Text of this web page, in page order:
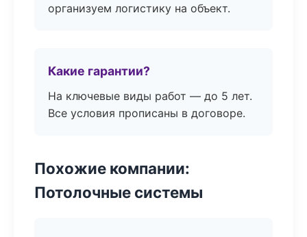
организуем логистику на объект.
Какие гарантии?
На ключевые виды работ — до 5 лет.
Все условия прописаны в договоре.
Похожие компании:
Потолочные системы